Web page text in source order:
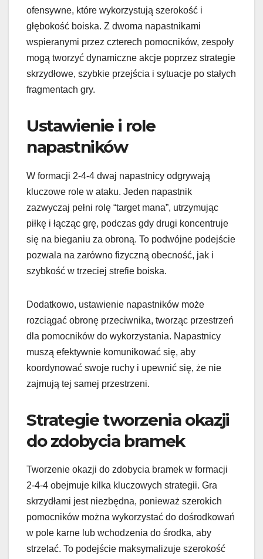
ofensywne, które wykorzystują szerokość i
głębokość boiska. Z dwoma napastnikami
wspieranymi przez czterech pomocników, zespoły
mogą tworzyć dynamiczne akcje poprzez strategie
skrzydłowe, szybkie przejścia i sytuacje po stałych
fragmentach gry.
Ustawienie i role
napastników
W formacji 2-4-4 dwaj napastnicy odgrywają
kluczowe role w ataku. Jeden napastnik
zazwyczaj pełni rolę “target mana”, utrzymując
piłkę i łącząc grę, podczas gdy drugi koncentruje
się na bieganiu za obroną. To podwójne podejście
pozwala na zarówno fizyczną obecność, jak i
szybkość w trzeciej strefie boiska.
Dodatkowo, ustawienie napastników może
rozciągać obronę przeciwnika, tworząc przestrzeń
dla pomocników do wykorzystania. Napastnicy
muszą efektywnie komunikować się, aby
koordynować swoje ruchy i upewnić się, że nie
zajmują tej samej przestrzeni.
Strategie tworzenia okazji
do zdobycia bramek
Tworzenie okazji do zdobycia bramek w formacji
2-4-4 obejmuje kilka kluczowych strategii. Gra
skrzydłami jest niezbędna, ponieważ szerokich
pomocników można wykorzystać do dośrodkowań
w pole karne lub wchodzenia do środka, aby
strzelać. To podejście maksymalizuje szerokość